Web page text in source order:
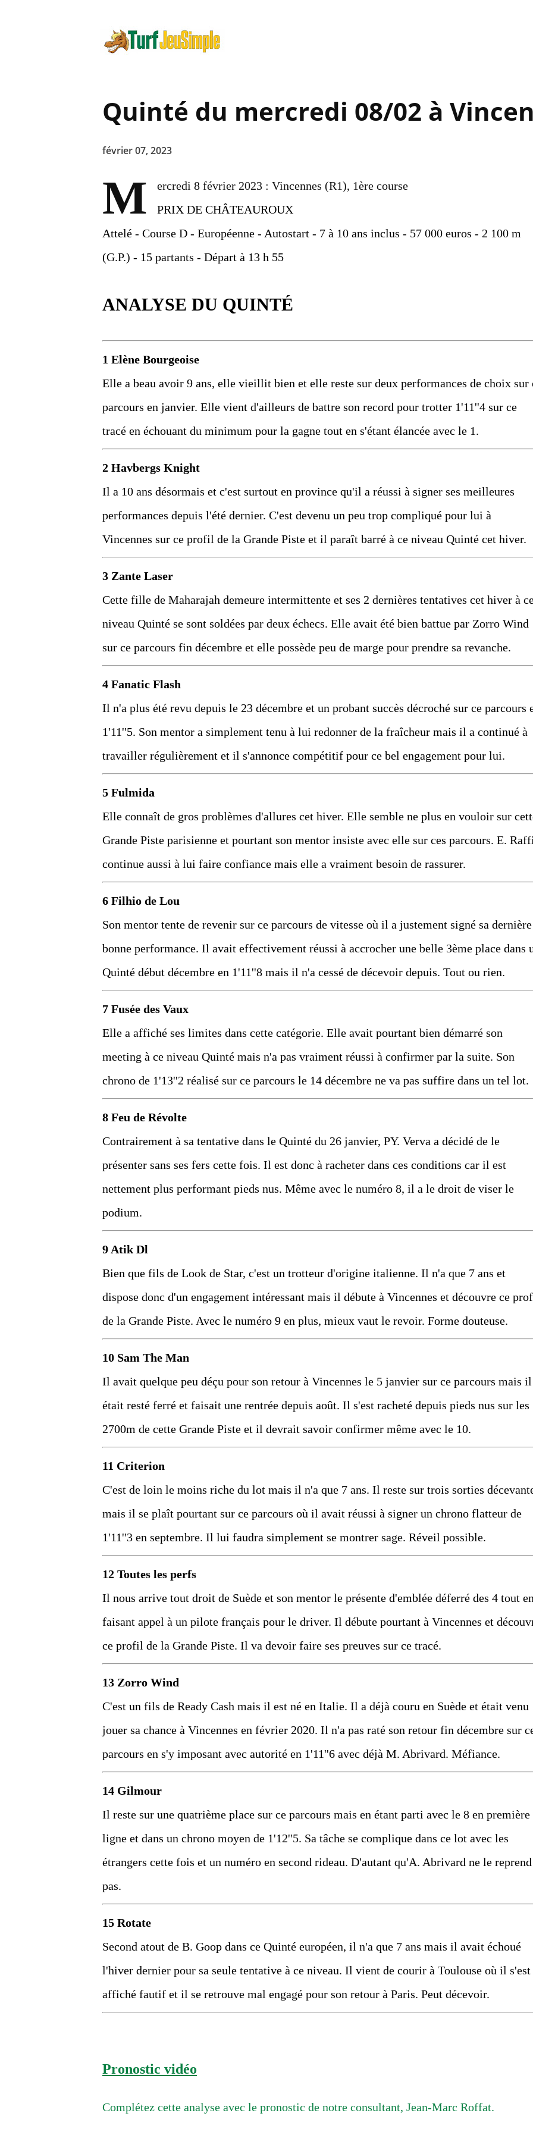
Quinté du mercredi 08/02 à
février 07, 2023
M
ercredi 8 février 2023 : Vincennes (R1), 1ère course
PRIX DE CHÂTEAUROUX
Attelé - Course D - Européenne - Autostart - 7 à 10 ans inclus - 57 000 euros - 2 100 m
(G.P.) - 15 partants - Départ à 13 h 55
ANALYSE DU QUINTÉ
1 Elène Bourgeoise
Elle a beau avoir 9 ans, elle vieillit bien et elle reste sur deux performances de choix sur
parcours en janvier. Elle vient d'ailleurs de battre son record pour trotter 1'11''4 sur ce
tracé en échouant du minimum pour la gagne tout en s'étant élancée avec le 1.
2 Havbergs Knight
Il a 10 ans désormais et c'est surtout en province qu'il a réussi à signer ses meilleures
performances depuis l'été dernier. C'est devenu un peu trop compliqué pour lui à
Vincennes sur ce profil de la Grande Piste et il paraît barré à ce niveau Quinté cet hiver.
3 Zante Laser
Cette fille de Maharajah demeure intermittente et ses 2 dernières tentatives cet hiver à
niveau Quinté se sont soldées par deux échecs. Elle avait été bien battue par Zorro Wind
sur ce parcours fin décembre et elle possède peu de marge pour prendre sa revanche.
4 Fanatic Flash
Il n'a plus été revu depuis le 23 décembre et un probant succès décroché sur ce parcours
1'11''5. Son mentor a simplement tenu à lui redonner de la fraîcheur mais il a continué à
travailler régulièrement et il s'annonce compétitif pour ce bel engagement pour lui.
5 Fulmida
Elle connaît de gros problèmes d'allures cet hiver. Elle semble ne plus en vouloir sur
Grande Piste parisienne et pourtant son mentor insiste avec elle sur ces parcours. E.
continue aussi à lui faire confiance mais elle a vraiment besoin de rassurer.
6 Filhio de Lou
Son mentor tente de revenir sur ce parcours de vitesse où il a justement signé sa dernière
bonne performance. Il avait effectivement réussi à accrocher une belle 3ème place dans
Quinté début décembre en 1'11''8 mais il n'a cessé de décevoir depuis. Tout ou rien.
7 Fusée des Vaux
Elle a affiché ses limites dans cette catégorie. Elle avait pourtant bien démarré son
meeting à ce niveau Quinté mais n'a pas vraiment réussi à confirmer par la suite. Son
chrono de 1'13''2 réalisé sur ce parcours le 14 décembre ne va pas suffire dans un tel lot.
8 Feu de Révolte
Contrairement à sa tentative dans le Quinté du 26 janvier, PY. Verva a décidé de le
présenter sans ses fers cette fois. Il est donc à racheter dans ces conditions car il est
nettement plus performant pieds nus. Même avec le numéro 8, il a le droit de viser le
podium.
9 Atik Dl
Bien que fils de Look de Star, c'est un trotteur d'origine italienne. Il n'a que 7 ans et
dispose donc d'un engagement intéressant mais il débute à Vincennes et découvre ce
de la Grande Piste. Avec le numéro 9 en plus, mieux vaut le revoir. Forme douteuse.
10 Sam The Man
Il avait quelque peu déçu pour son retour à Vincennes le 5 janvier sur ce parcours mais il
était resté ferré et faisait une rentrée depuis août. Il s'est racheté depuis pieds nus sur les
2700m de cette Grande Piste et il devrait savoir confirmer même avec le 10.
11 Criterion
C'est de loin le moins riche du lot mais il n'a que 7 ans. Il reste sur trois sorties
mais il se plaît pourtant sur ce parcours où il avait réussi à signer un chrono flatteur de
1'11''3 en septembre. Il lui faudra simplement se montrer sage. Réveil possible.
12 Toutes les perfs
Il nous arrive tout droit de Suède et son mentor le présente d'emblée déferré des 4 tout
faisant appel à un pilote français pour le driver. Il débute pourtant à Vincennes et
ce profil de la Grande Piste. Il va devoir faire ses preuves sur ce tracé.
13 Zorro Wind
C'est un fils de Ready Cash mais il est né en Italie. Il a déjà couru en Suède et était venu
jouer sa chance à Vincennes en février 2020. Il n'a pas raté son retour fin décembre sur
parcours en s'y imposant avec autorité en 1'11''6 avec déjà M. Abrivard. Méfiance.
14 Gilmour
Il reste sur une quatrième place sur ce parcours mais en étant parti avec le 8 en première
ligne et dans un chrono moyen de 1'12''5. Sa tâche se complique dans ce lot avec les
étrangers cette fois et un numéro en second rideau. D'autant qu'A. Abrivard ne le reprend
pas.
15 Rotate
Second atout de B. Goop dans ce Quinté européen, il n'a que 7 ans mais il avait échoué
l'hiver dernier pour sa seule tentative à ce niveau. Il vient de courir à Toulouse où il s'est
affiché fautif et il se retrouve mal engagé pour son retour à Paris. Peut décevoir.
Pronostic vidéo
Complétez cette analyse avec le pronostic de notre consultant, Jean-Marc Roffat.